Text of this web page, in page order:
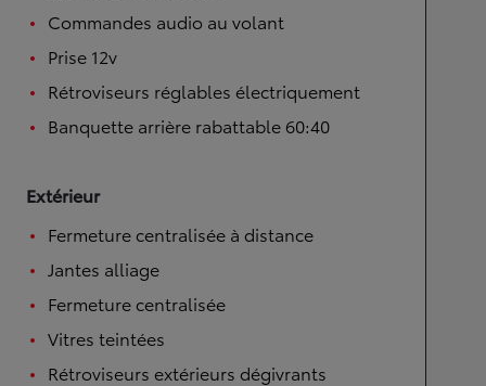
Commandes audio au volant
Prise 12v
Rétroviseurs réglables électriquement
Banquette arrière rabattable 60:40
Extérieur
Fermeture centralisée à distance
Jantes alliage
Fermeture centralisée
Vitres teintées
Rétroviseurs extérieurs dégivrants